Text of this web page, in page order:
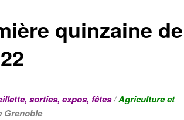
quinzaine de
sorties, expos, fêtes/Agriculture et
Grenoble